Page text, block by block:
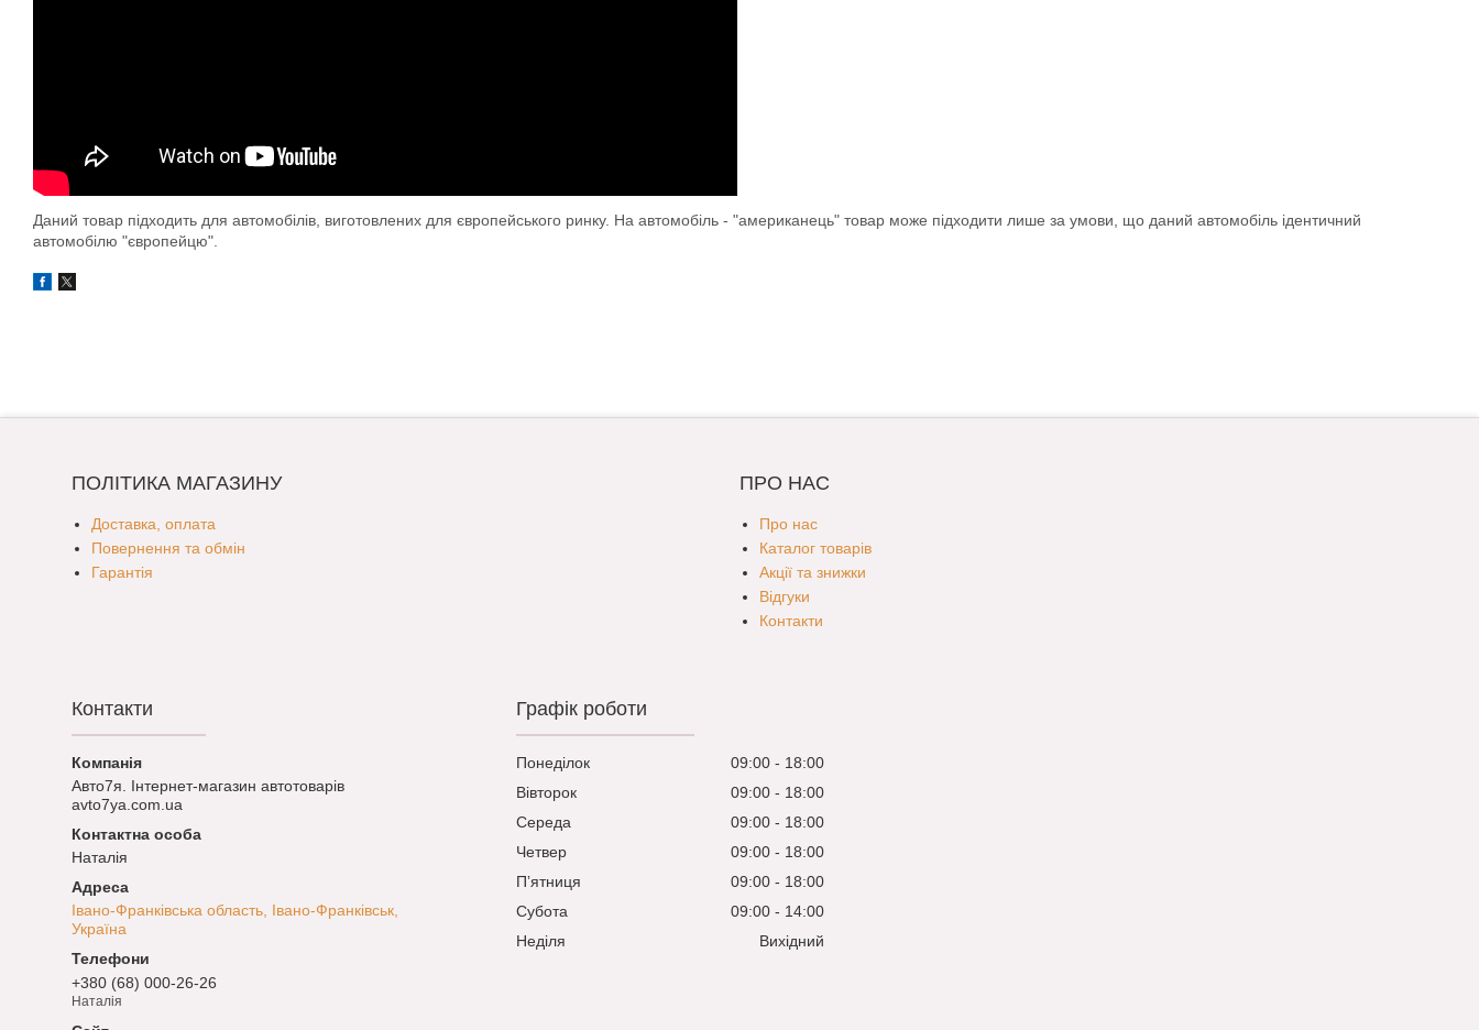
Даний товар підходить для автомобілів, виготовлених для європейського ринку. На автомобіль - "американець" товар може підходити лише за умови, що даний автомобіль ідентичний
автомобілю "європейцю".
ПОЛІТИКА МАГАЗИНУ
Доставка, оплата
Повернення та обмін
Гарантія
ПРО НАС
Про нас
Каталог товарів
Акції та знижки
Відгуки
Контакти
Контакти
Авто7я. Інтернет-магазин автотоварів
avto7ya.com.ua
Наталія
Івано-Франківська область, Івано-Франківськ,
Україна
+380 (68) 000-26-26
Наталія
Графік роботи
Понеділок 09:00
18:00
Вівторок
09:00
18:00
Середа
09:00
18:00
Четвер
09:00
18:00
Пʼятниця
09:00
18:00
Субота
09:00
14:00
Неділя
Вихідний